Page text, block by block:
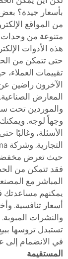
بأسعار جيدة؟
من المواقع
متنوعة من وحدات
هذه الأدوات
حتى تتمكن من
تقييمات
الآخرون راضين
المعارض
والموردين تحت
وجهاً لوجه.
الأسئلة، وغالبًا
حيث تعرض مخفضات
فقد تتمكن من
يمكنهم مساعدتك
أسعار تنافسية.
والنشرات
تستبدل تروسها
في الانضمام إلى
المستقيمة